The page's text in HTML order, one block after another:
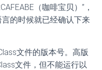
（咖啡宝贝）”，
言的时候就已经确认下来
文件的版本号。高版
文件，但不能运行以